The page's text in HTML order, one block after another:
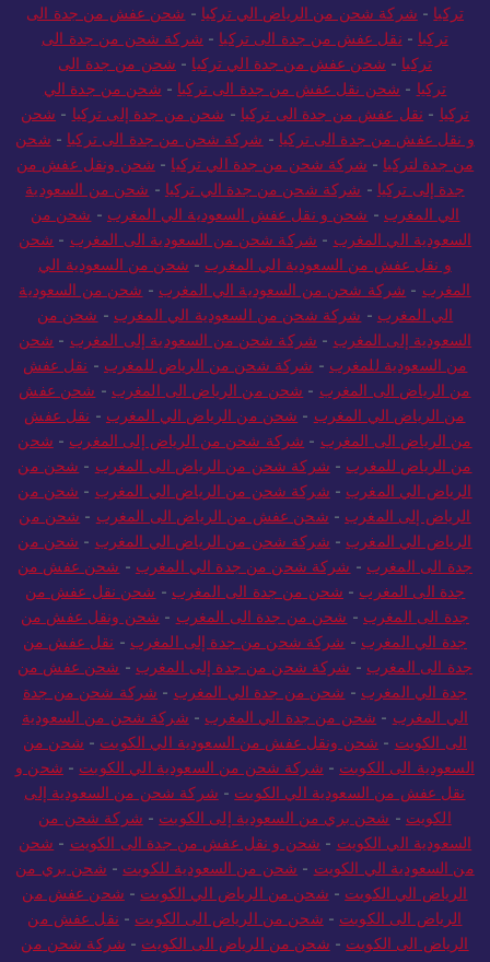
تركيا - شركة شحن من الرياض الي تركيا - شحن عفش من جدة الى
تركيا - نقل عفش من جدة الى تركيا - شركة شحن من جدة الى
تركيا - شحن عفش من جدة الي تركيا - شحن من جدة الى
تركيا - شحن نقل عفش من جدة الى تركيا - شحن من جدة الي
تركيا - نقل عفش من جدة الى تركيا - شحن من جدة إلى تركيا - شحن
و نقل عفش من جدة الى تركيا - شركة شحن من جدة الى تركيا - شحن
من جدة لتركيا - شركة شحن من جدة الي تركيا - شحن ونقل عفش من
جدة إلى تركيا - شركة شحن من جدة الي تركيا - شحن من السعودية
الي المغرب - شحن و نقل عفش السعودية الي المغرب - شحن من
السعودية الي المغرب - شركة شحن من السعودية الى المغرب - شحن
و نقل عفش من السعودية الي المغرب - شحن من السعودية الي
المغرب - شركة شحن من السعودية الي المغرب - شحن من السعودية
الي المغرب - شركة شحن من السعودية الي المغرب - شحن من
السعودية إلى المغرب - شركة شحن من السعودية إلى المغرب - شحن
من السعودية للمغرب - شركة شحن من الرياض للمغرب - نقل عفش
من الرياض الى المغرب - شحن من الرياض الى المغرب - شحن عفش
من الرياض الي المغرب - شحن من الرياض الي المغرب - نقل عفش
من الرياض الى المغرب - شركة شحن من الرياض إلى المغرب - شحن
من الرياض للمغرب - شركة شحن من الرياض الى المغرب - شحن من
الرياض الي المغرب - شركة شحن من الرياض الي المغرب - شحن من
الرياض إلى المغرب - شحن عفش من الرياض الى المغرب - شحن من
الرياض الي المغرب - شركة شحن من الرياض الي المغرب - شحن من
جدة الى المغرب - شركة شحن من جدة الي المغرب - شحن عفش من
جدة الى المغرب - شحن من جدة الى المغرب - شحن نقل عفش من
جدة الى المغرب - شحن من جدة الى المغرب - شحن ونقل عفش من
جدة الي المغرب - شركة شحن من جدة إلى المغرب - نقل عفش من
جدة الى المغرب - شركة شحن من جدة إلى المغرب - شحن عفش من
جدة الي المغرب - شحن من جدة الي المغرب - شركة شحن من جدة
الي المغرب - شحن من جدة الي المغرب - شركة شحن من السعودية
الى الكويت - شحن ونقل عفش من السعودية الي الكويت - شحن من
السعودية الى الكويت - شركة شحن من السعودية الي الكويت - شحن و
نقل عفش من السعودية الي الكويت - شركة شحن من السعودية إلى
الكويت - شحن بري من السعودية إلى الكويت - شركة شحن من
السعودية الي الكويت - شحن و نقل عفش من جدة الى الكويت - شحن
من السعودية الي الكويت - شحن من السعودية للكويت - شحن بري من
الرياض الي الكويت - شحن من الرياض الي الكويت - شحن عفش من
الرياض الى الكويت - شحن من الرياض الى الكويت - نقل عفش من
الرياض الى الكويت - شحن من الرياض الى الكويت - شركة شحن من